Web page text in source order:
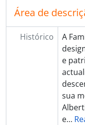
Área de
Histórico
A
e
sua
e…